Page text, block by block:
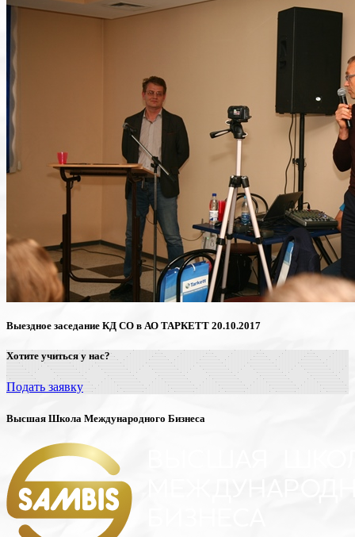
Выездное заседание КД СО в АО ТАРКЕТТ 20.10.2017
Хотите учиться у нас?
Подать заявку
Высшая Школа Международного Бизнеса